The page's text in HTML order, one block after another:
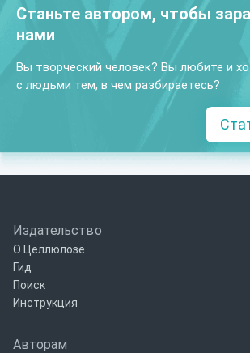
Станьте автором, чтобы
нами
Вы творческий человек? Вы любите и
с людьми тем, в чем разбираетесь?
Издательство
О Целлюлозе
Гид
Поиск
Инструкция
Авторам